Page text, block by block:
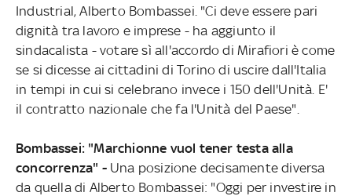
Industrial, Alberto Bombassei. "Ci deve essere pari
dignità tra lavoro e imprese - ha aggiunto il
sindacalista - votare sì all'accordo di Mirafiori è come
se si dicesse ai cittadini di Torino di uscire dall'Italia
in tempi in cui si celebrano invece i 150 dell'Unità. E'
il contratto nazionale che fa l'Unità del Paese".
Bombassei: "Marchionne vuol tener testa alla
concorrenza" - Una posizione decisamente diversa
da quella di Alberto Bombassei: "Oggi per investire in